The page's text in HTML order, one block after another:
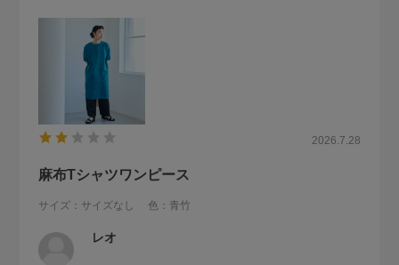
2026.7.28
麻布Tシャツワンピース
サイズ：サイズなし 色：青竹
レオ